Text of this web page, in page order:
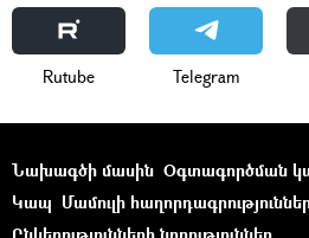
Rutube Telegram
Նախագծի մասին Օգտագործման
Կապ Մամուլի